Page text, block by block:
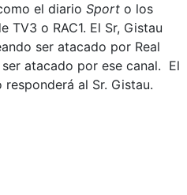
el diario Sport o los
TV3 o RAC1. El Sr, Gistau
ser atacado por Real
atacado por ese canal. El
responderá al Sr. Gistau.